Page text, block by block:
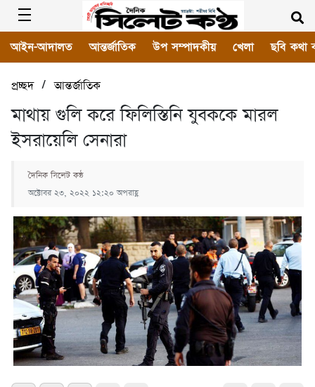
আইন-আদালত আন্তর্জাতিক উপ সম্পাদকীয় খেলা ছবি কথা
প্রচ্ছদ/আন্তর্জাতিক
মাথায় গুলি করে ফিলিস্তিনি যুবককে মারল
ইসরায়েলি সেনারা
দৈনিক সিলেট কন্ঠ
অক্টোবর ২৩, ২০২২ ১২:২০ অপরাহ্ণ